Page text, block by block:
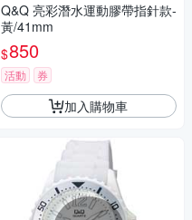
Q&Q 亮彩潛水運動膠帶指針款-
黃/41mm
$850
活動 券
加入購物車